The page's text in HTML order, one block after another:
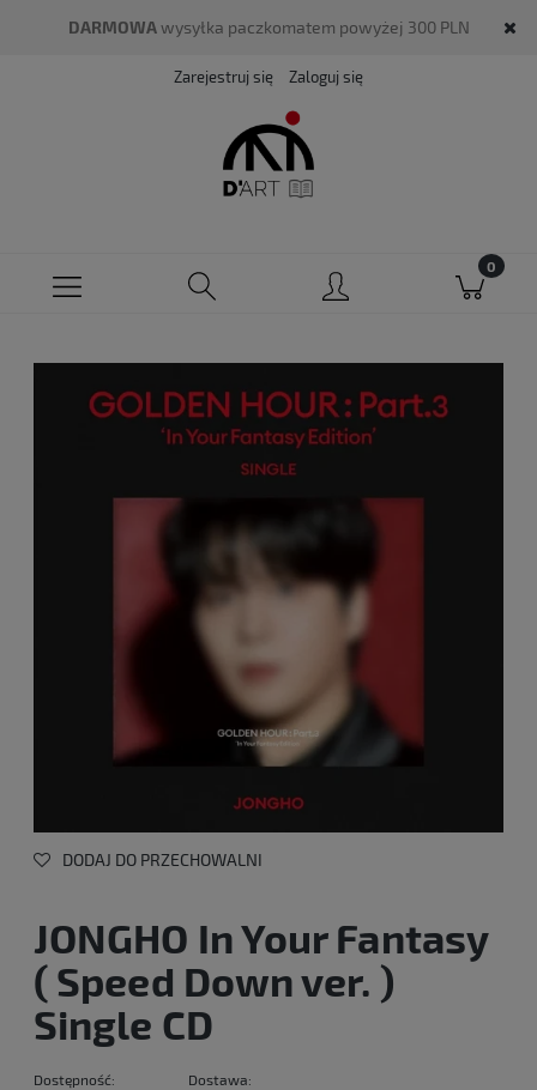
DARMOWAwysyłka paczkomatem powyżej 300 PLN
Zarejestruj się Zaloguj się
DODAJ DO PRZECHOWALNI
JONGHO In Your Fantasy
( Speed Down ver. )
Single CD
Dostępność:
Dostawa: